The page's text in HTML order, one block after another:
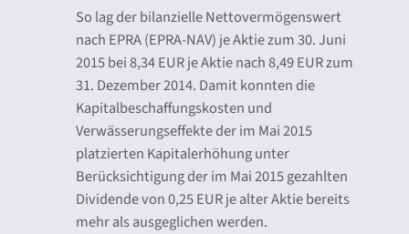
So lag der bilanzielle Nettovermögenswert
nach EPRA (EPRA-NAV) je Aktie zum 30. Juni
2015 bei 8,34 EUR je Aktie nach 8,49 EUR zum
31. Dezember 2014. Damit konnten die
Kapitalbeschaffungskosten und
Verwässerungseffekte der im Mai 2015
platzierten Kapitalerhöhung unter
Berücksichtigung der im Mai 2015 gezahlten
Dividende von 0,25 EUR je alter Aktie bereits
mehr als ausgeglichen werden.